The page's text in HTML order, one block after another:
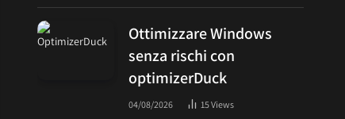
Ottimizzare Windows
senza rischi con
optimizerDuck
04/08/2026 15Views